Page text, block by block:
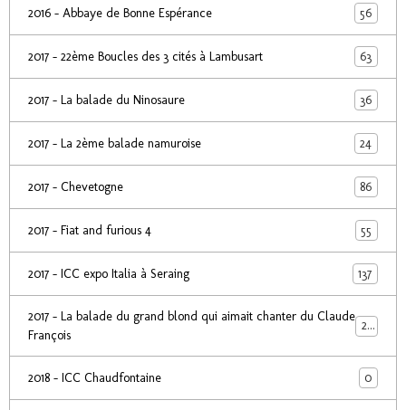
2016 - Abbaye de Bonne Espérance 56
2017 - 22ème Boucles des 3 cités à Lambusart 63
2017 - La balade du Ninosaure 36
2017 - La 2ème balade namuroise 24
2017 - Chevetogne 86
2017 - Fiat and furious 4 55
2017 - ICC expo Italia à Seraing 137
2017 - La balade du grand blond qui aimait chanter du Claude
François
24
2018 - ICC Chaudfontaine 0